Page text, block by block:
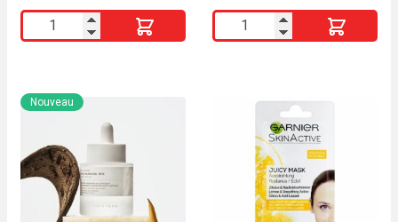
quantité
de
Actipur
3en1
Anti-
Imperfections
Correcteur
quantité
de
NETTOYANT
PURIFIANT
150ML
Nouveau